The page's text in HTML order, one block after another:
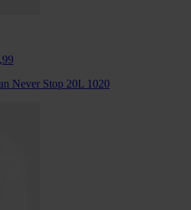
Never Stop 20L 1020